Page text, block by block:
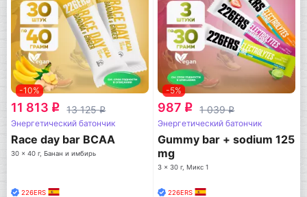
-10%
11 813 q 13 125q
Энергетический батончик
Race day bar BCAA
30 x 40 г, Банан и имбирь
226ERS
-5%
987 q 1 039q
Энергетический батончик
Gummy bar + sodium 125
mg
3 x 30 г, Микс 1
226ERS